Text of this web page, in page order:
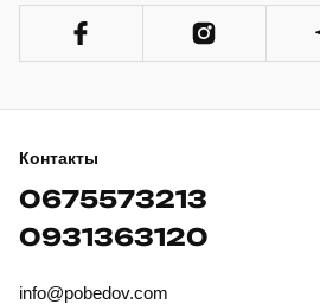
Контакты
0675573213
0931363120
info@pobedov.com